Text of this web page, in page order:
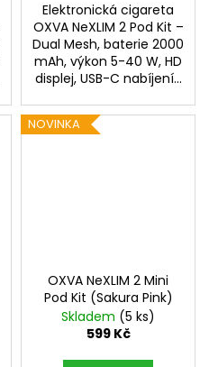
Elektronická cigareta
OXVA NeXLIM 2 Pod Kit –
Dual Mesh, baterie 2000
mAh, výkon 5-40 W, HD
displej, USB-C nabíjení...
NOVINKA
OXVA NeXLIM 2 Mini
Pod Kit (Sakura Pink)
Skladem (5 ks)
599 Kč